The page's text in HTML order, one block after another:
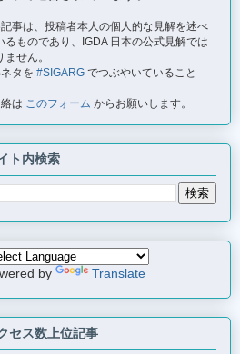
事は、投稿者本人の個人的な見解を述べ
るものであり、IGDA 日本の公式見解では
ません。
タを #SIGARG でつぶやいていること
は このフォーム からお願いします。
ト内検索
by Translate
セス数上位記事